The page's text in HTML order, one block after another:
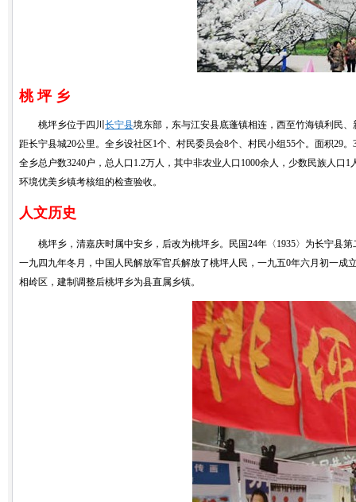
桃 坪 乡
桃坪乡位于四川 长宁县境东部，东与江安县底蓬镇相连，西至竹海镇利民
距长宁县城20公里。全乡设社区1个、村民委员会8个、村民小组55个。面积29
全乡总户数3240户，总人口1.2万人，其中非农业人口1000余人，少数民族人
环境优美乡镇考核组的检查验收。
人文历史
桃坪乡，清嘉庆时属中安乡，后改为桃坪乡。民国24年〈1935〉为长宁县
一九四九年冬月，中国人民解放军官兵解放了桃坪人民，一九五0年六月初一
相岭区，建制调整后桃坪乡为县直属乡镇。